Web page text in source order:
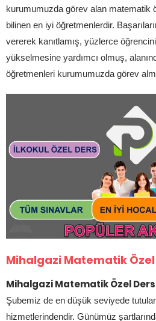
kurumumuzda görev alan matematik
bilinen en iyi öğretmenlerdir.
vererek kanıtlamış, yüzlerce
yükselmesine yardımcı olmuş,
öğretmenleri kurumumuzda görev
Mihalgazi Matematik Özel
Mihalgazi Matematik Özel
Şubemiz de en düşük seviyede
hizmetlerindendir. Günümüz